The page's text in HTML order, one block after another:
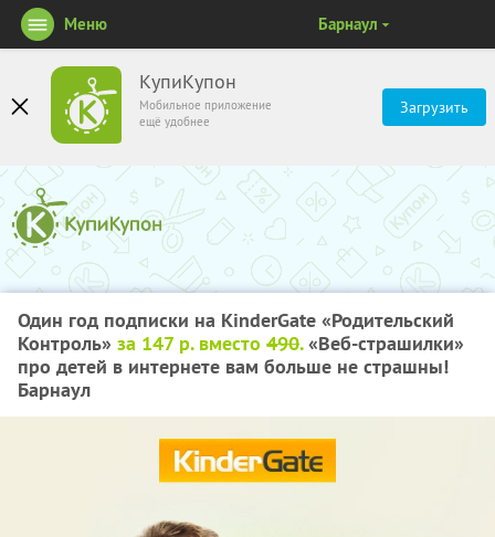
КупиКупон
Мобильное приложение
ещё удобнее
Загрузить
Меню Барнаул
Один год подписки на KinderGate «Родительский
Контроль» за 147 р. вместо 490.«Веб-страшилки»
про детей в интернете вам больше не страшны!
Барнаул